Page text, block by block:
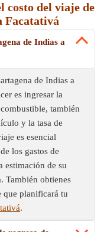
costo del viaje de
Facatativá
de Indias a
de Indias a
es ingresar la
también
y la tasa de
es esencial
los gastos de
estimación de su
También obtienes
que planificará tu
.